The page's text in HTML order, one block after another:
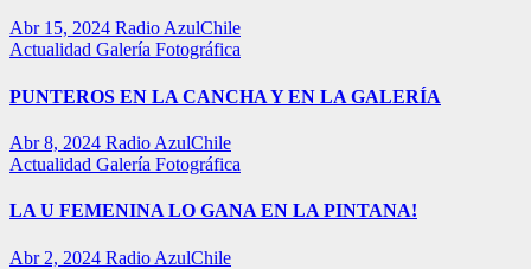
Abr 15, 2024 Radio AzulChile
Actualidad Galería Fotográfica
PUNTEROS EN LA CANCHA Y EN LA GALERÍA
Abr 8, 2024 Radio AzulChile
Actualidad Galería Fotográfica
LA U FEMENINA LO GANA EN LA PINTANA!
Abr 2, 2024 Radio AzulChile